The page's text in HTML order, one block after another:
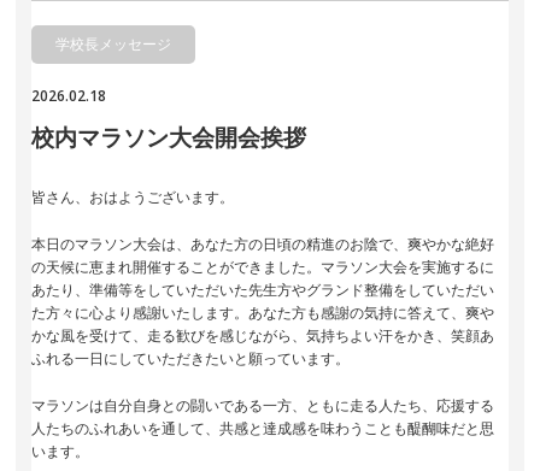
学校長メッセージ
2026.02.18
校内マラソン大会開会挨拶
皆さん、おはようございます。
本日のマラソン大会は、あなた方の日頃の精進のお陰で、爽やかな絶好
の天候に恵まれ開催することができました。マラソン大会を実施するに
あたり、準備等をしていただいた先生方やグランド整備をしていただい
た方々に心より感謝いたします。あなた方も感謝の気持に答えて、爽や
かな風を受けて、走る歓びを感じながら、気持ちよい汗をかき、笑顔あ
ふれる一日にしていただきたいと願っています。
マラソンは自分自身との闘いである一方、ともに走る人たち、応援する
人たちのふれあいを通して、共感と達成感を味わうことも醍醐味だと思
います。